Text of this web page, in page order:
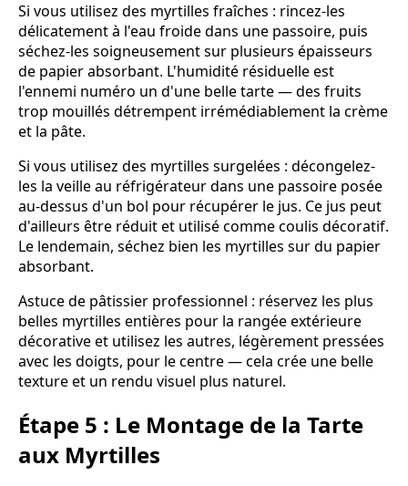
Si vous utilisez des myrtilles fraîches : rincez-les
délicatement à l'eau froide dans une passoire, puis
séchez-les soigneusement sur plusieurs épaisseurs
de papier absorbant. L'humidité résiduelle est
l'ennemi numéro un d'une belle tarte — des fruits
trop mouillés détrempent irrémédiablement la crème
et la pâte.
Si vous utilisez des myrtilles surgelées : décongelez-
les la veille au réfrigérateur dans une passoire posée
au-dessus d'un bol pour récupérer le jus. Ce jus peut
d'ailleurs être réduit et utilisé comme coulis décoratif.
Le lendemain, séchez bien les myrtilles sur du papier
absorbant.
Astuce de pâtissier professionnel : réservez les plus
belles myrtilles entières pour la rangée extérieure
décorative et utilisez les autres, légèrement pressées
avec les doigts, pour le centre — cela crée une belle
texture et un rendu visuel plus naturel.
Étape 5 : Le Montage de la Tarte
aux Myrtilles